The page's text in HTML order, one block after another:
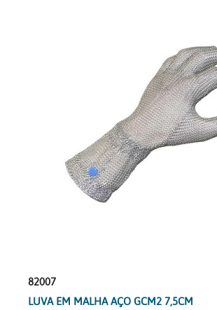
82007
LUVA EM MALHA AÇO GCM2 7,5CM